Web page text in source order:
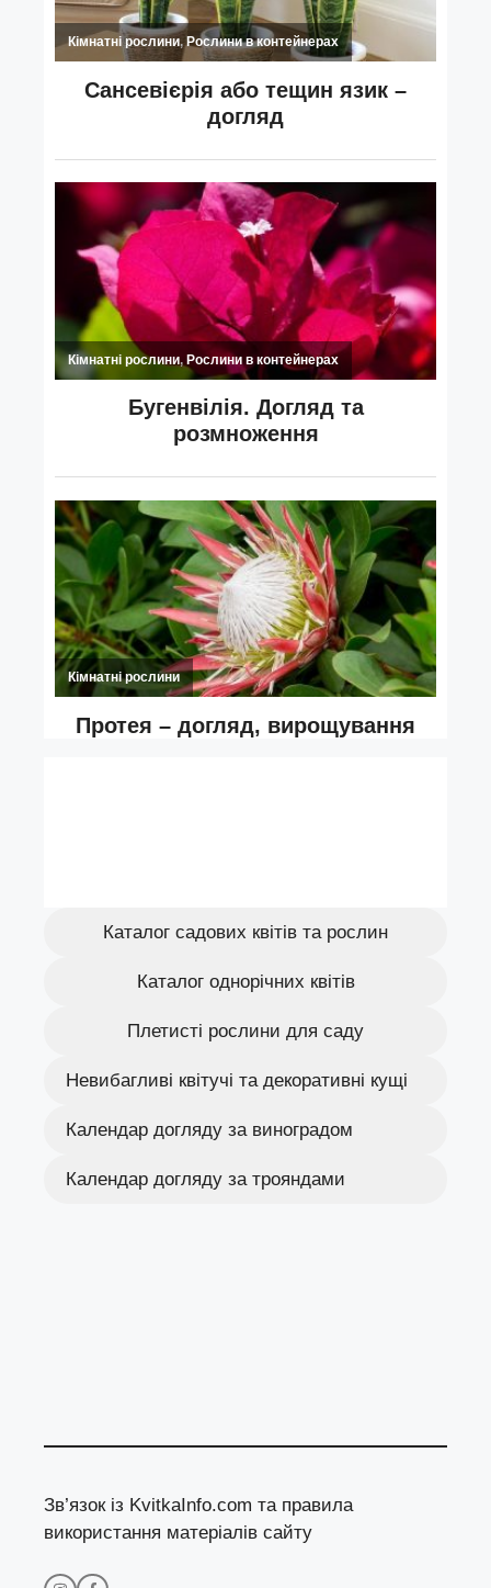
Каталог садових квітів та рослин
Каталог однорічних квітів
Плетисті рослини для саду
Невибагливі квітучі та декоративні кущі
Календар догляду за виноградом
Календар догляду за трояндами
Зв’язок із KvitkaInfo.com та правила
використання матеріалів сайту